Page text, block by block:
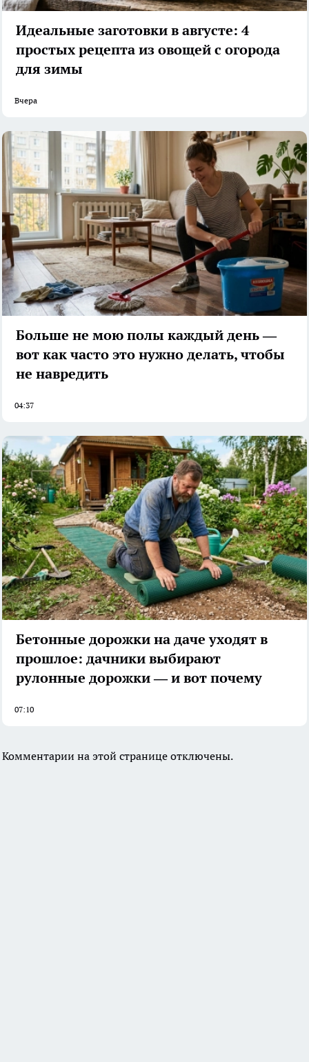
Идеальные заготовки в августе: 4
простых рецепта из овощей с огорода
для зимы
Вчера
Больше не мою полы каждый день —
вот как часто это нужно делать, чтобы
не навредить
04:37
Бетонные дорожки на даче уходят в
прошлое: дачники выбирают
рулонные дорожки — и вот почему
07:10
Комментарии на этой странице отключены.